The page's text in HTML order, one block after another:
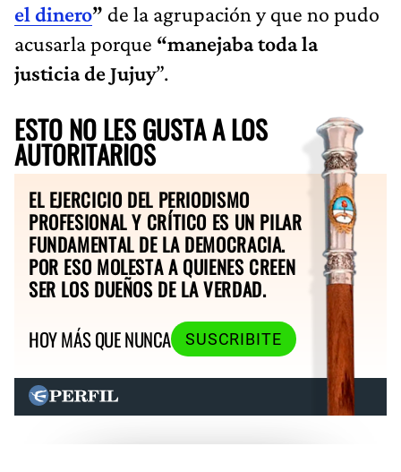
el dinero” de la agrupación y que no pudo
acusarla porque “manejaba toda la
justicia de Jujuy”.
ESTO NO LES GUSTA A LOS
AUTORITARIOS
EL EJERCICIO DEL PERIODISMO
PROFESIONAL Y CRÍTICO ES UN PILAR
FUNDAMENTAL DE LA DEMOCRACIA.
POR ESO MOLESTA A QUIENES CREEN
SER LOS DUEÑOS DE LA VERDAD.
HOY MÁS QUE NUNCA
SUSCRIBITE